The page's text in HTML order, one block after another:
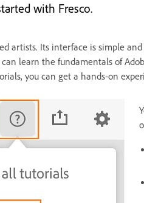
with Fresco.
artists. Its interface is simple
learn the fundamentals of
you can get a hands-on